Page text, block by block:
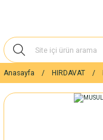
Anasayfa HIRDAVAT